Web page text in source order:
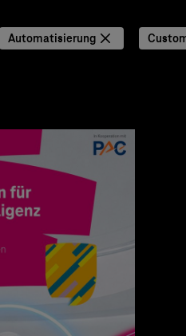
Automatisierung